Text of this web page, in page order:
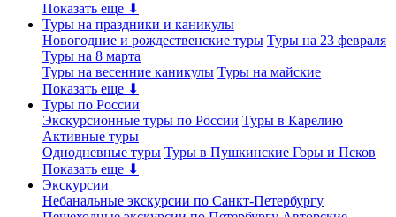
Показать еще ⬇
Туры на праздники и каникулы
Новогодние и рождественские туры Туры на 23 февраля
Туры на 8 марта
Туры на весенние каникулы Туры на майские
Показать еще ⬇
Туры по России
Экскурсионные туры по России Туры в Карелию
Активные туры
Однодневные туры Туры в Пушкинские Горы и Псков
Показать еще ⬇
Экскурсии
Небанальные экскурсии по Санкт-Петербургу